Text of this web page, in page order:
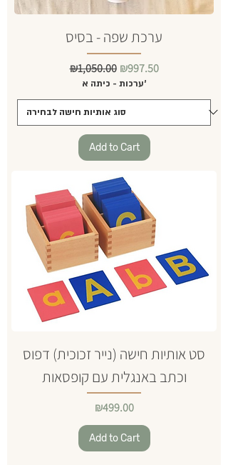
ערכת שפה - בסיס
Regular Price
₪1,050.00 Sale Price
₪997.50
ערכות - כיתה א'
Add to Cart
סט אותיות חישה (נייר זכוכית) דפוס
וכתב באנגלית עם קופסאות
Price
₪499.00
Add to Cart